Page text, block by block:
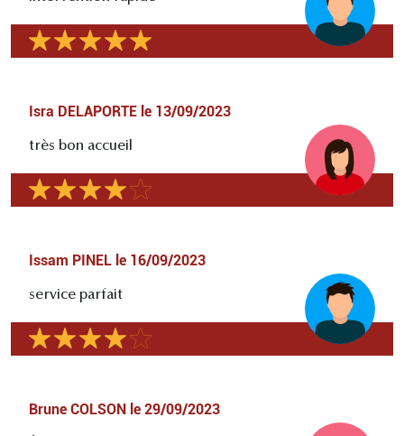
Isra DELAPORTE le 13/09/2023
très bon accueil
Issam PINEL le 16/09/2023
service parfait
Brune COLSON le 29/09/2023